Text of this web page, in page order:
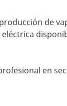
de
en